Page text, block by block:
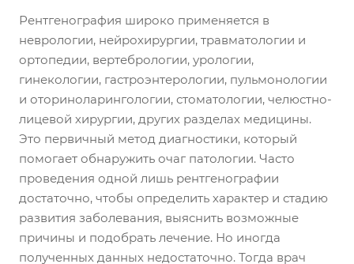
Рентгенография широко применяется в
неврологии, нейрохирургии, травматологии и
ортопедии, вертебрологии, урологии,
гинекологии, гастроэнтерологии, пульмонологии
и оториноларингологии, стоматологии, челюстно-
лицевой хирургии, других разделах медицины.
Это первичный метод диагностики, который
помогает обнаружить очаг патологии. Часто
проведения одной лишь рентгенографии
достаточно, чтобы определить характер и стадию
развития заболевания, выяснить возможные
причины и подобрать лечение. Но иногда
полученных данных недостаточно. Тогда врач